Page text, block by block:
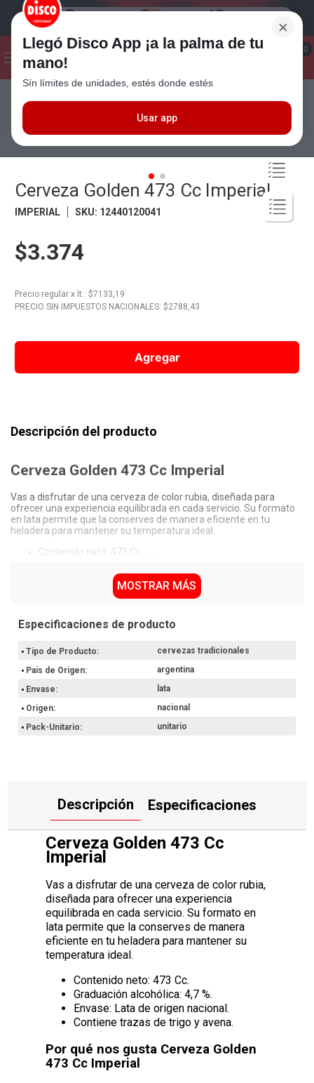
¡Hola! ¿Qué estas buscando? 0
Seleccioná el método de entrega
×
Llegó Disco App ¡a la palma de tu
mano!
Sín límites de unidades, estés donde estés
Usar app
Cerveza Golden 473 Cc Imperial
Cerveza Golden 473 Cc Imperial
IMPERIAL SKU: 12440120041
$3.374
Precio regular x lt. : $7133,19
PRECIO SIN IMPUESTOS NACIONALES: $2788,43
Agregar
Descripción del producto
Cerveza Golden 473 Cc Imperial
Vas a disfrutar de una cerveza de color rubia, diseñada para
ofrecer una experiencia equilibrada en cada servicio. Su formato
en lata permite que la conserves de manera eficiente en tu
heladera para mantener su temperatura ideal.
Contenido neto: 473 Cc.
Envase: Lata de origen nacional.
Contiene trazas de trigo y avena.
Es una opción adecuada si buscás una bebida para acompañar tus
de origen nacional, vas a contar con una alternativa de calidad
para tus reuniones.
Por Ley la venta de alcohol esta prohibida para menores de 18
próximo o envío a domicilio.
MOSTRAR MÁS
Tipo de Producto
cervezas tradicionales
País de Origen
argentina
Envase
lata
Origen
nacional
Pack-Unitario
unitario
Descripción Especificaciones
Cerveza Golden 473 Cc
Imperial
Vas a disfrutar de una cerveza de color rubia,
diseñada para ofrecer una experiencia
equilibrada en cada servicio. Su formato en
lata permite que la conserves de manera
eficiente en tu heladera para mantener su
temperatura ideal.
Contenido neto: 473 Cc.
Graduación alcohólica: 4,7 %.
Envase: Lata de origen nacional.
Contiene trazas de trigo y avena.
Por qué nos gusta Cerveza Golden
473 Cc Imperial
4.
Yerba
5.
Cerveza
6
7
Queso
Fideos
9.
Chocolate